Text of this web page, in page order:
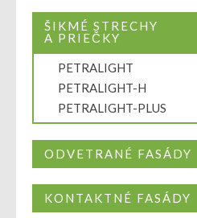
ŠIKMÉ STRECHY
A PRIEČKY
PETRALIGHT
PETRALIGHT-H
PETRALIGHT-PLUS
ODVETRANÉ FASÁDY
KONTAKTNÉ FASÁDY